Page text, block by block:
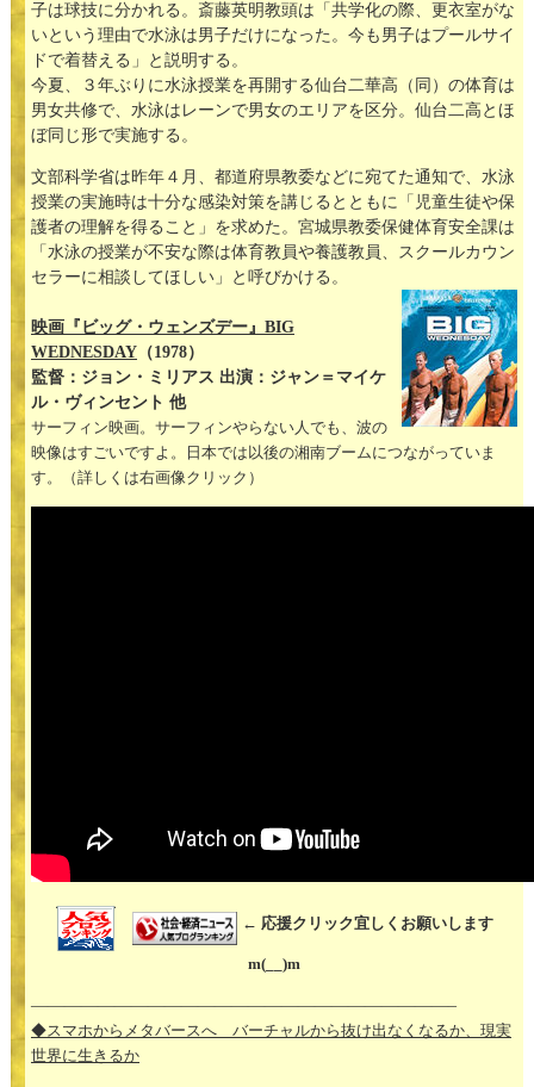
子は球技に分かれる。斎藤英明教頭は「共学化の際、更衣室がな
いという理由で水泳は男子だけになった。今も男子はプールサイ
ドで着替える」と説明する。
今夏、３年ぶりに水泳授業を再開する仙台二華高（同）の体育は
男女共修で、水泳はレーンで男女のエリアを区分。仙台二高とほ
ぼ同じ形で実施する。
文部科学省は昨年４月、都道府県教委などに宛てた通知で、水泳
授業の実施時は十分な感染対策を講じるとともに「児童生徒や保
護者の理解を得ること」を求めた。宮城県教委保健体育安全課は
「水泳の授業が不安な際は体育教員や養護教員、スクールカウン
セラーに相談してほしい」と呼びかける。
映画『ビッグ・ウェンズデー』BIG
WEDNESDAY （1978）
監督：ジョン・ミリアス 出演：ジャン＝マイケ
ル・ヴィンセント 他
サーフィン映画。サーフィンやらない人でも、波の
映像はすごいですよ。日本では以後の湘南ブームにつながっていま
す。（詳しくは右画像クリック）
← 応援クリック宜しくお願いします
m(__)m
—————————————————————————–
◆スマホからメタバースへ バーチャルから抜け出なくなるか、現実
世界に生きるか